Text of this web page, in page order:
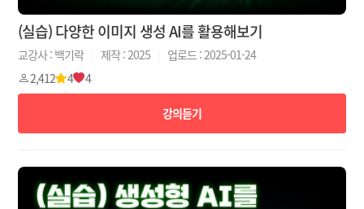
(실습) 다양한 이미지 생성 AI를 활용해보기
교강사 : 백기락 제작 : 2025
업로드 : 2025-01-24
2,412
4 4
강의듣기